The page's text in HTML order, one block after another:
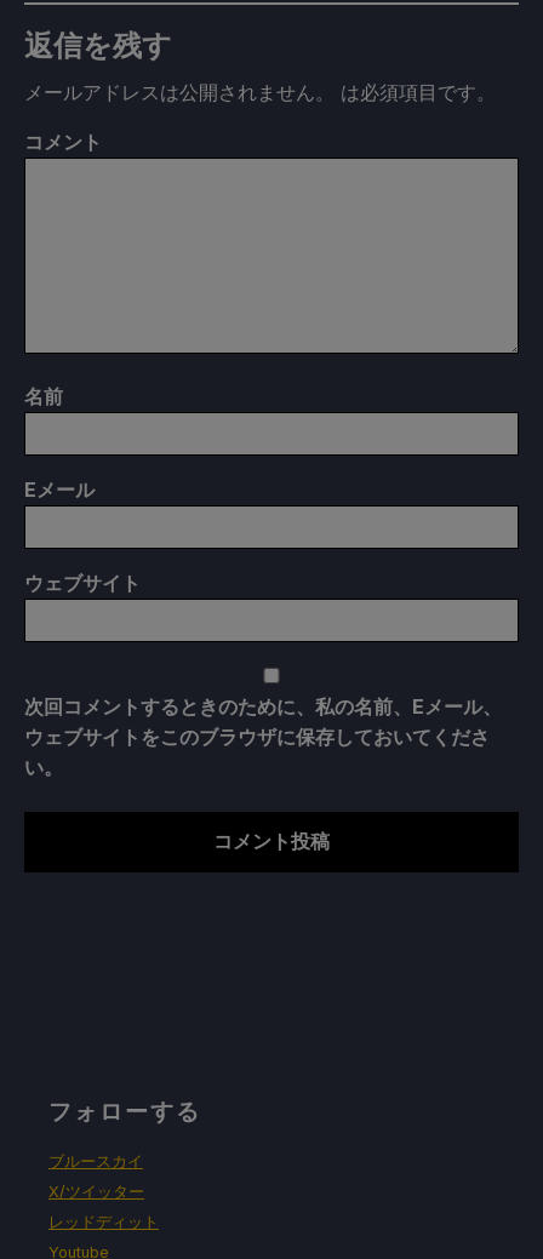
返信を残す
メールアドレスは公開されません。 は必須項目です。
コメント
名前
E メール
ウェブサイト
次回コメントするときのために、私の名前、Eメール、
ウェブサイトをこのブラウザに保存しておいてくださ
い。
フォローする
ブルースカイ
X/ツイッター
レッドディット
Youtube